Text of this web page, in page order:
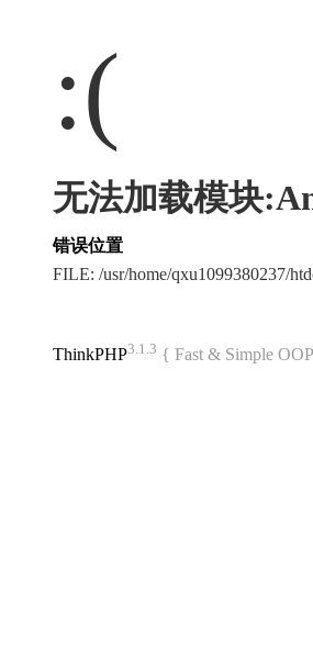
:(
无法加载模块
错误位置
FILE: /usr/home/qxu1099380237/
ThinkPHP3.1.3 { Fast & Simple